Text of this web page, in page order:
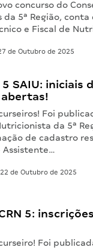
concurso do
5ª Região,
e Fiscal de
de Outubro de 2025
5 SAIU: iniciais
Foi
da 5ª
de cadastro
Assistente…
22 de Outubro de 2025
5:
Foi